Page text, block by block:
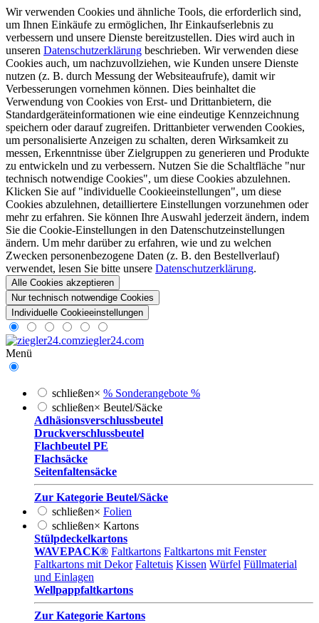
Wir verwenden Cookies und ähnliche Tools, die erforderlich sind,
um Ihnen Einkäufe zu ermöglichen, Ihr Einkaufserlebnis zu
verbessern und unsere Dienste bereitzustellen. Dies wird auch in
unseren Datenschutzerklärung beschrieben. Wir verwenden diese
Cookies auch, um nachzuvollziehen, wie Kunden unsere Dienste
nutzen (z. B. durch Messung der Websiteaufrufe), damit wir
Verbesserungen vornehmen können. Dies beinhaltet die
Verwendung von Cookies von Erst- und Drittanbietern, die
Standardgeräteinformationen wie eine eindeutige Kennzeichnung
speichern oder darauf zugreifen. Drittanbieter verwenden Cookies,
um personalisierte Anzeigen zu schalten, deren Wirksamkeit zu
messen, Erkenntnisse über Zielgruppen zu generieren und Produkte
zu entwickeln und zu verbessern. Nutzen Sie die Schaltfläche "nur
technisch notwendige Cookies", um diese Cookies abzulehnen.
Klicken Sie auf "individuelle Cookieeinstellungen", um diese
Cookies abzulehnen, detailliertere Einstellungen vorzunehmen oder
mehr zu erfahren. Sie können Ihre Auswahl jederzeit ändern, indem
Sie die Cookie-Einstellungen in den Datenschutzeinstellungen
ändern. Um mehr darüber zu erfahren, wie und zu welchen
Zwecken personenbezogene Daten (z. B. den Bestellverlauf)
verwendet, lesen Sie bitte unsere Datenschutzerklärung.
Alle Cookies akzeptieren
Nur technisch notwendige Cookies
Individuelle Cookieeinstellungen
ziegler24.com
Menü
schließen× % Sonderangebote %
schließen× Beutel/Säcke
Adhäsionsverschlussbeutel
Druckverschlussbeutel
Flachbeutel PE
Flachsäcke
Seitenfaltensäcke
Zur Kategorie Beutel/Säcke
schließen× Folien
schließen× Kartons
Stülpdeckelkartons
WAVEPACK® Faltkartons Faltkartons mit Fenster
Faltkartons mit Dekor Faltetuis Kissen Würfel Füllmaterial
und Einlagen
Wellpappfaltkartons
Zur Kategorie Kartons